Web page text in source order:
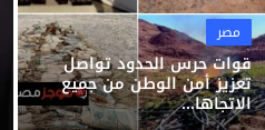
مصر
قوات حرس الحدود تواصل
تعزيز أمن الوطن من جميع
الاتجاها...